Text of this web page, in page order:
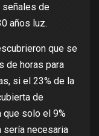
de
años luz.
que se
de horas para
si el 23% de la
de
que solo el 9%
sería necesaria